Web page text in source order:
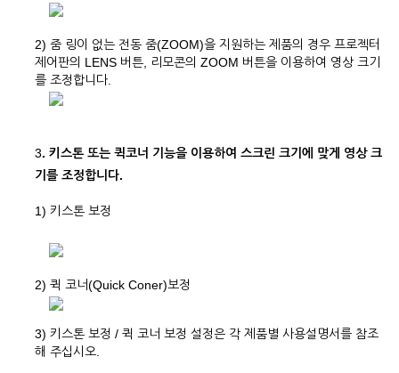
2) 줌 링이 없는 전동 줌(ZOOM)을 지원하는 제품의 경우 프로젝터
제어판의 LENS 버튼, 리모콘의 ZOOM 버튼을 이용하여 영상 크기
를 조정합니다.
3. 키스톤 또는 퀵코너 기능을 이용하여 스크린 크기에 맞게 영상 크
기를 조정합니다.
1) 키스톤 보정
2) 퀵 코너(Quick Coner)보정
3) 키스톤 보정 / 퀵 코너 보정 설정은 각 제품별 사용설명서를 참조
해 주십시오.